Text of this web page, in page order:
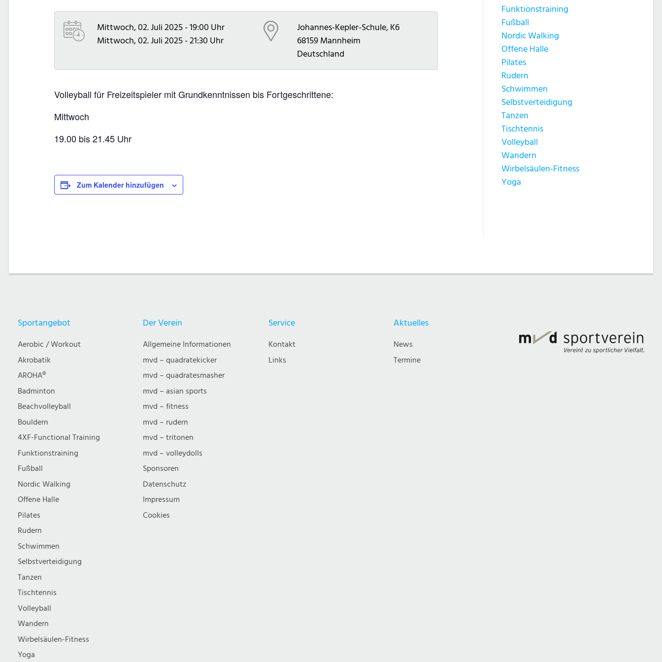
Mittwoch, 02. Juli 2025 - 19:00 Uhr
Mittwoch, 02. Juli 2025 - 21:30 Uhr
Johannes-Kepler-Schule, K6
68159 Mannheim
Deutschland
Volleyball für Freizeitspieler mit Grundkenntnissen bis Fortgeschrittene:
Mittwoch
19.00 bis 21.45 Uhr
Zum Kalender hinzufügen
Funktionstraining
Fußball
Nordic Walking
Offene Halle
Pilates
Rudern
Schwimmen
Selbstverteidigung
Tanzen
Tischtennis
Volleyball
Wandern
Wirbelsäulen-Fitness
Yoga
Sportangebot
Aerobic / Workout
Akrobatik
AROHA®
Badminton
Beachvolleyball
Bouldern
4XF-Functional Training
Funktionstraining
Fußball
Nordic Walking
Offene Halle
Pilates
Rudern
Schwimmen
Selbstverteidigung
Tanzen
Tischtennis
Volleyball
Wandern
Wirbelsäulen-Fitness
Yoga
Der Verein
Allgemeine Informationen
mvd – quadratekicker
mvd – quadratesmasher
mvd – asian sports
mvd – fitness
mvd – rudern
mvd – tritonen
mvd – volleydolls
Sponsoren
Datenschutz
Impressum
Cookies
Service
Kontakt
Links
Aktuelles
News
Termine